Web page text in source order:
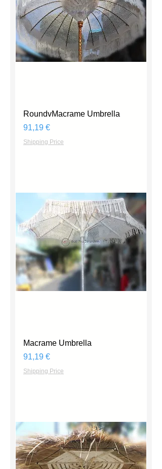
RoundvMacrame Umbrella
Prix
91,19 €
Shipping Price
Macrame Umbrella
Prix
91,19 €
Shipping Price